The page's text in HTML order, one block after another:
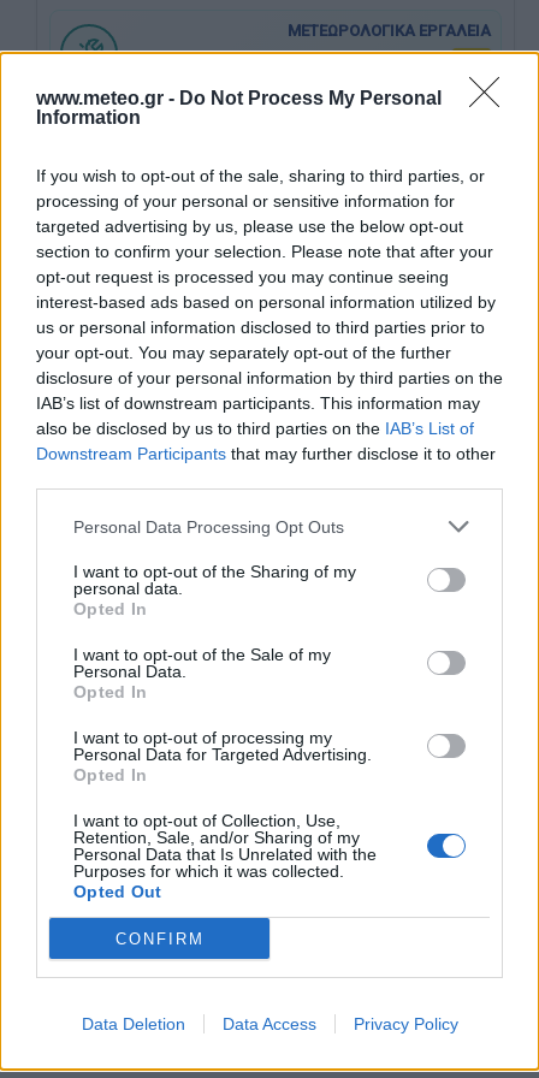
www.meteo.gr - Do Not Process My Personal
Information
If you wish to opt-out of the sale, sharing to third parties, or
processing of your personal or sensitive information for
targeted advertising by us, please use the below opt-out
section to confirm your selection. Please note that after your
opt-out request is processed you may continue seeing
interest-based ads based on personal information utilized by
us or personal information disclosed to third parties prior to
your opt-out. You may separately opt-out of the further
disclosure of your personal information by third parties on the
IAB’s list of downstream participants. This information may
also be disclosed by us to third parties on the IAB’s List of
Downstream Participants that may further disclose it to other
Personal Data Processing Opt Outs
I want to opt-out of the Sharing of my
personal data.
Opted In
I want to opt-out of the Sale of my
Personal Data.
Opted In
I want to opt-out of processing my
Personal Data for Targeted Advertising.
Opted In
I want to opt-out of Collection, Use,
Retention, Sale, and/or Sharing of my
Personal Data that Is Unrelated with the
Purposes for which it was collected.
Opted Out
CONFIRM
Data Deletion Data Access Privacy Policy
ΜΕΤΕΩΡΟΛΟΓΙΚΑ ΕΡΓΑΛΕΙΑ
ΝΕΟ
Μετατροπές μονάδων, αισθητή Θερμοκρασία
ΝΕΟ
Ανατολή, δύση ηλίου & σελήνης, φάσεις σελήνης για κάθε
σημείο της Ελλάδος
METEONAV
ΝΕΟ
Νέος διαδραστικός χάρτης για τη ναυσιπλοΐα & τον ιστιοπλόο
ΠΑΡΑΤΗΡΗΤΗΡΙΟ ΜΕΤΑΦΟΡΑΣ ΕΡΗΜΙΚΗΣ
ΣΚΟΝΗΣ
ΝΕΟ
Η πρόγνωση & η διαδρομή της ερημικής σκόνης για την
ΝΕΟ
Δεν
αναμένονται
υψηλές ή
όμβροι
στα βόρεια
ορεινά
Δεν
αναμένεται
σημαντική
μεταφορά
σκόνης
ισχυροί
άνεμοι
στο Αιγαίο
Η ΕΛΛΑΔΑ ΣΗΜΕΡΑ ΜΕ ΜΙΑ ΜΑΤΙΑ